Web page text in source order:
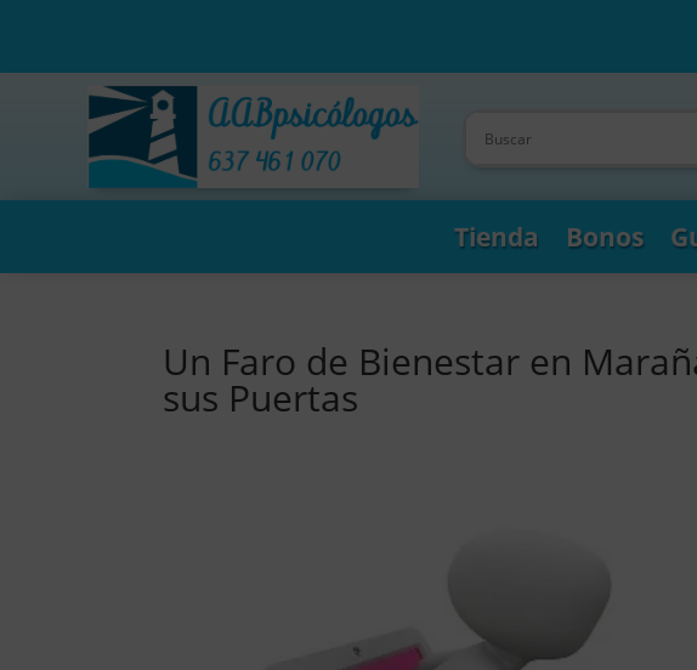
Tienda Bonos
Un Faro de Bienestar en
sus Puertas